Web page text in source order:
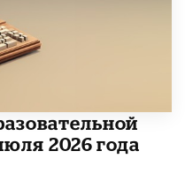
2026 года